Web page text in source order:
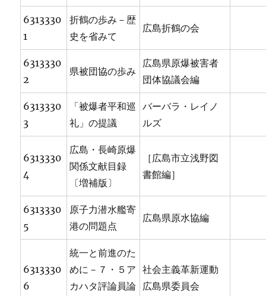
6313330
1
折鶴の歩み－歴
史を省みて
広島折鶴の会
6313330
2
県被団協の歩み
広島県原爆被害者
団体協議会編
6313330
3
「被爆者平和巡
礼」の提議
バーバラ・レイノ
ルズ
6313330
4
広島・長崎原爆
関係文献目録
〔増補版〕
［広島市立浅野図
書館編］
6313330
5
原子力潜水艦寄
港の問題点
広島県原水協編
6313330
6
統一と前進のた
めに－７・５ア
カハタ評論員論
社会主義革新運動
広島県委員会